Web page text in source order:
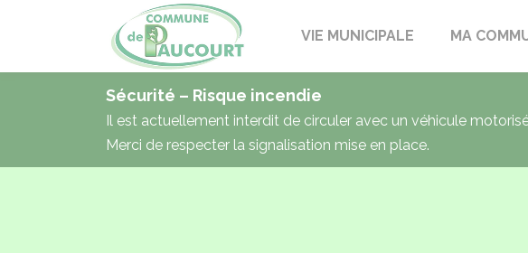
PaucourtVIE MUNICIPALE MA
Sécurité – Risque incendie
Il est actuellement interdit de circuler avec un véhicule
Merci de respecter la signalisation mise en place.